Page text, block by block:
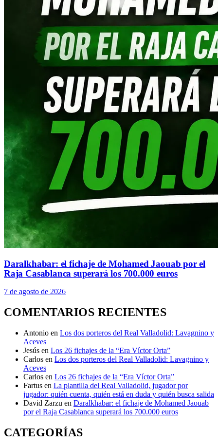
Daralkhabar: el fichaje de Mohamed Jaouab por el
Raja Casablanca superará los 700.000 euros
7 de agosto de 2026
COMENTARIOS RECIENTES
Antonio en Los dos porteros del Real Valladolid: Lavagnino y
Aceves
Jesús en Los 26 fichajes de la “Era Víctor Orta”
Carlos en Los dos porteros del Real Valladolid: Lavagnino y
Aceves
Carlos en Los 26 fichajes de la “Era Víctor Orta”
Fartus en La plantilla del Real Valladolid, jugador por
jugador: quién cuenta, quién está en duda y quién busca salida
David Zarzu en Daralkhabar: el fichaje de Mohamed Jaouab
por el Raja Casablanca superará los 700.000 euros
CATEGORÍAS